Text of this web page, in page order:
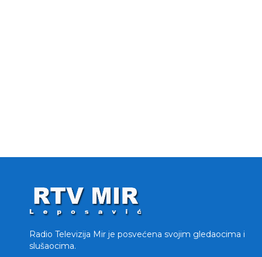
Radio Televizija Mir je posvećena svojim gledaocima i
slušaocima.